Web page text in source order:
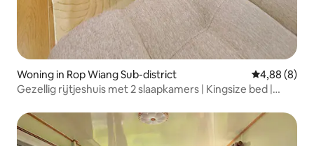
Woning in Rop Wiang Sub-district Gemiddelde
4,88 (8)
Gezellig rijtjeshuis met 2 slaapkamers | Kingsize bed |